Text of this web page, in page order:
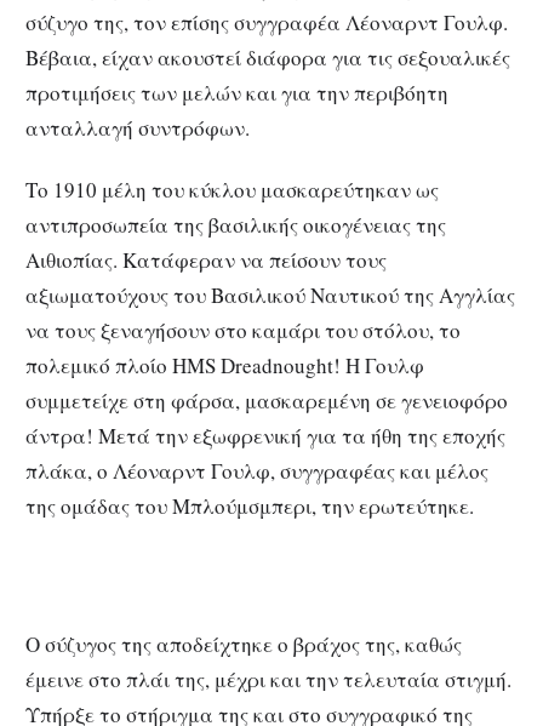
σύζυγο της, τον επίσης συγγραφέα Λέοναρντ Γουλφ.
Βέβαια, είχαν ακουστεί διάφορα για τις σεξουαλικές
προτιμήσεις των μελών και για την περιβόητη
ανταλλαγή συντρόφων.
Το 1910 μέλη του κύκλου μασκαρεύτηκαν ως
αντιπροσωπεία της βασιλικής οικογένειας της
Αιθιοπίας. Κατάφεραν να πείσουν τους
αξιωματούχους του Βασιλικού Ναυτικού της Αγγλίας
να τους ξεναγήσουν στο καμάρι του στόλου, το
πολεμικό πλοίο HMS Dreadnought! Η Γουλφ
συμμετείχε στη φάρσα, μασκαρεμένη σε γενειοφόρο
άντρα! Μετά την εξωφρενική για τα ήθη της εποχής
πλάκα, ο Λέοναρντ Γουλφ, συγγραφέας και μέλος
της ομάδας του Μπλούμσμπερι, την ερωτεύτηκε.
Ο σύζυγος της αποδείχτηκε ο βράχος της, καθώς
έμεινε στο πλάι της, μέχρι και την τελευταία στιγμή.
Υπήρξε το στήριγμα της και στο συγγραφικό της